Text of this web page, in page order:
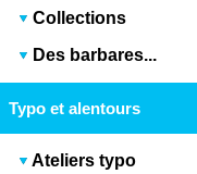
Collections
Des barbares...
Typo et alentours
Ateliers typo